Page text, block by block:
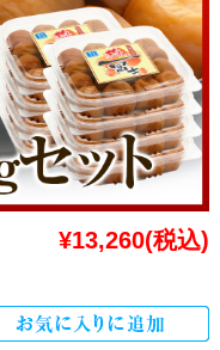
¥13,260(税込)